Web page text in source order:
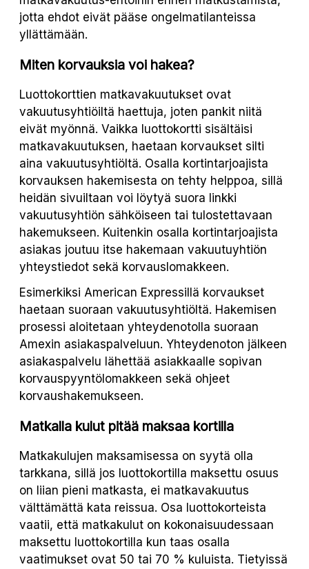
jotta ehdot eivät pääse ongelmatilanteissa
yllättämään.
Miten korvauksia voi hakea?
Luottokorttien matkavakuutukset ovat
vakuutusyhtiöiltä haettuja, joten pankit niitä
eivät myönnä. Vaikka luottokortti sisältäisi
matkavakuutuksen, haetaan korvaukset silti
aina vakuutusyhtiöltä. Osalla kortintarjoajista
korvauksen hakemisesta on tehty helppoa, sillä
heidän sivuiltaan voi löytyä suora linkki
vakuutusyhtiön sähköiseen tai tulostettavaan
hakemukseen. Kuitenkin osalla kortintarjoajista
asiakas joutuu itse hakemaan vakuutuyhtiön
yhteystiedot sekä korvauslomakkeen.
Esimerkiksi American Expressillä korvaukset
haetaan suoraan vakuutusyhtiöltä. Hakemisen
prosessi aloitetaan yhteydenotolla suoraan
Amexin asiakaspalveluun. Yhteydenoton jälkeen
asiakaspalvelu lähettää asiakkaalle sopivan
korvauspyyntölomakkeen sekä ohjeet
korvaushakemukseen.
Matkalla kulut pitää maksaa kortilla
Matkakulujen maksamisessa on syytä olla
tarkkana, sillä jos luottokortilla maksettu osuus
on liian pieni matkasta, ei matkavakuutus
välttämättä kata reissua. Osa luottokorteista
vaatii, että matkakulut on kokonaisuudessaan
maksettu luottokortilla kun taas osalla
vaatimukset ovat 50 tai 70 % kuluista. Tietyissä